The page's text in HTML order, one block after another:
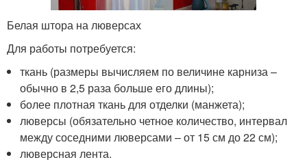
Белая штора на люверсах
Для работы потребуется:
ткань (размеры вычисляем по величине карниза –
обычно в 2,5 раза больше его длины);
более плотная ткань для отделки (манжета);
люверсы (обязательно четное количество, интервал
между соседними люверсами – от 15 см до 22 см);
люверсная лента.